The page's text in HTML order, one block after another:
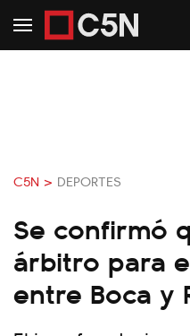
C5N > DEPORTES
Se confirmó
árbitro para
entre Boca y